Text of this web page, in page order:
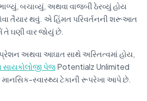
બચાવ્યું, અથવા વાજબી ઠેરવ્યું હોય
તૈયાર થવું. એ હિંમત પરિવર્તનની શરૂઆત
ઘણી વાર જોયું છે.
અથવા આઘાત સાથે અસ્તિત્વમાં હોય,
સાયકોલોજી પેજPotentialz Unlimited
સ્વાસ્થ્ય ટેકાની રૂપરેખા આપે છે.